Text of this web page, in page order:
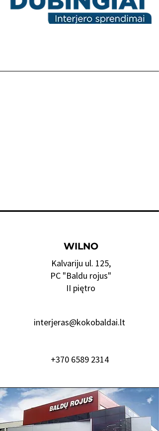
WILNO
Kalvariju ul. 125,
PC "Baldu rojus"
II piętro
interjeras@kokobaldai.lt
+370 6589 2314